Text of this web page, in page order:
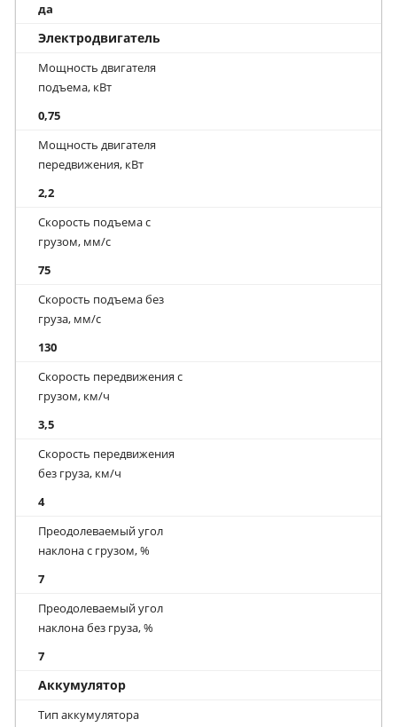
да
Электродвигатель
Мощность двигателя
подъема, кВт
0,75
Мощность двигателя
передвижения, кВт
2,2
Скорость подъема с
грузом, мм/с
75
Скорость подъема без
груза, мм/с
130
Скорость передвижения с
грузом, км/ч
3,5
Скорость передвижения
без груза, км/ч
4
Преодолеваемый угол
наклона с грузом, %
7
Преодолеваемый угол
наклона без груза, %
7
Аккумулятор
Тип аккумулятора